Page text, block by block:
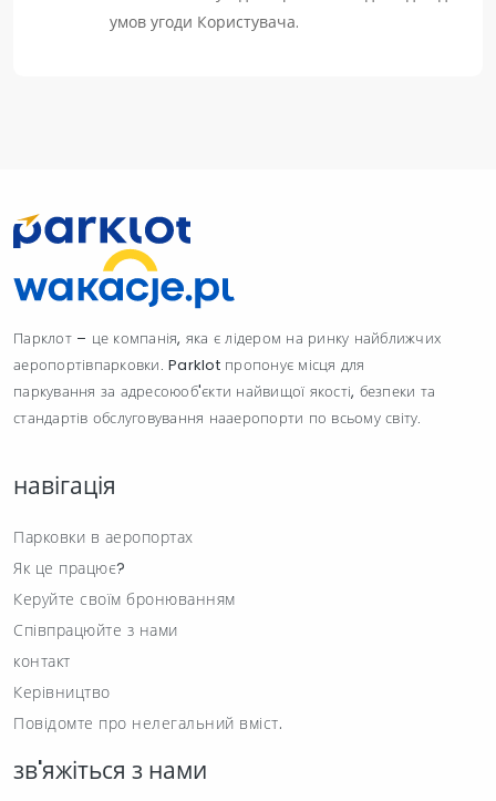
умов угоди Користувача.
Парклот – це компанія, яка є лідером на ринку найближчих
аеропортівпарковки. Parklot пропонує місця для
паркування за адресоюоб'єкти найвищої якості, безпеки та
стандартів обслуговування нааеропорти по всьому світу.
навігація
Парковки в аеропортах
Як це працює?
Керуйте своїм бронюванням
Співпрацюйте з нами
контакт
Керівництво
Повідомте про нелегальний вміст.
зв'яжіться з нами